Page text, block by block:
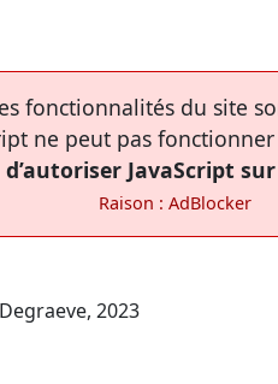
fonctionnalités du site
ne peut pas
JavaScript
Raison : AdBlocker